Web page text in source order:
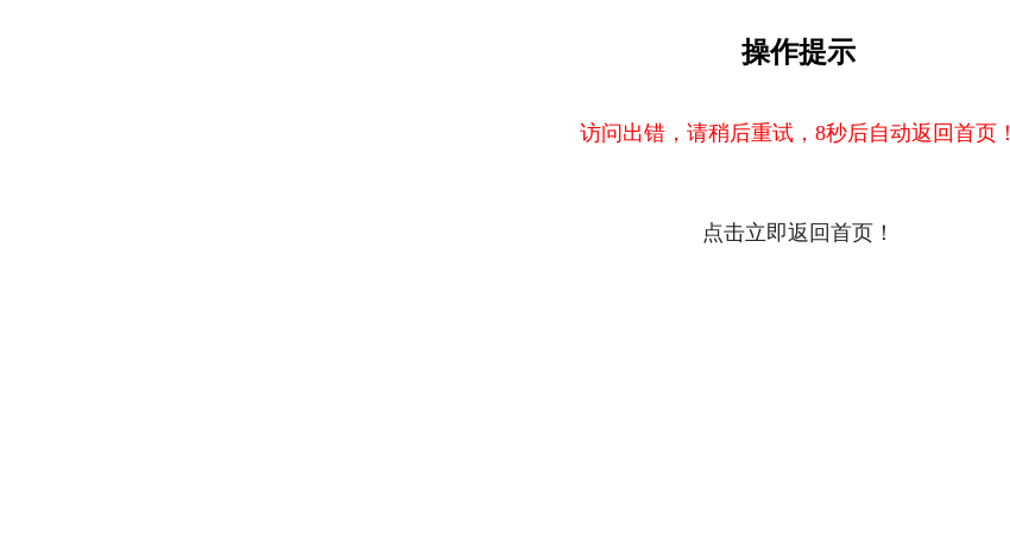
操作提示
访问出错，请稍后重试，8秒后自动返回首页！
点击立即返回首页！